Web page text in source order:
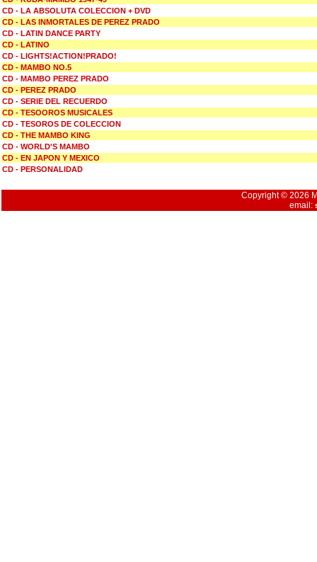
CD - LA ABSOLUTA COLECCION + DVD
CD - LAS INMORTALES DE PEREZ PRADO
CD - LATIN DANCE PARTY
CD - LATINO
CD - LIGHTS!ACTION!PRADO!
CD - MAMBO NO.5
CD - MAMBO PEREZ PRADO
CD - PEREZ PRADO
CD - SERIE DEL RECUERDO
CD - TESOOROS MUSICALES
CD - TESOROS DE COLECCION
CD - THE MAMBO KING
CD - WORLD'S MAMBO
CD - EN JAPON Y MEXICO
CD - PERSONALIDAD
Copyright © 2026
email: